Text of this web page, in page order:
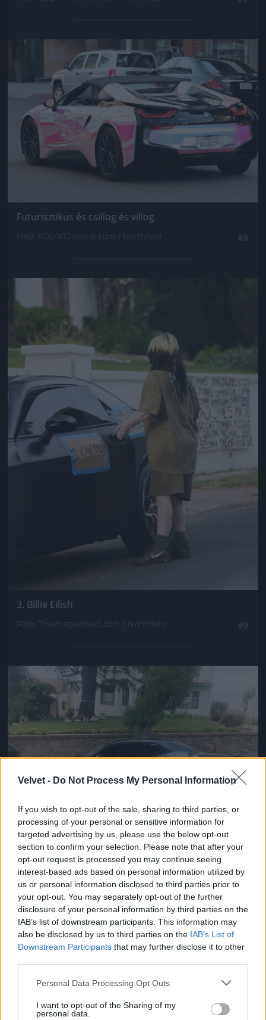
Velvet - Do Not Process My Personal Information
If you wish to opt-out of the sale, sharing to third parties, or
processing of your personal or sensitive information for
targeted advertising by us, please use the below opt-out
section to confirm your selection. Please note that after your
opt-out request is processed you may continue seeing
interest-based ads based on personal information utilized by
us or personal information disclosed to third parties prior to
your opt-out. You may separately opt-out of the further
disclosure of your personal information by third parties on the
IAB’s list of downstream participants. This information may
also be disclosed by us to third parties on the IAB’s List of
Downstream Participants that may further disclose it to other
Please note that this website/app uses one or more Google
not limited to your visit or usage behaviour. You may click to
grant or deny consent to Google and its third-party tags to
Personal Data Processing Opt Outs
I want to opt-out of the Sharing of my
personal data.
Jön még kép!
Futurisztikus és csillog és villog.
Jön még kép!
3. Billie Eilish
Jön még kép!
Ez úgy egyébként egy Dodge, de az énekesnő
kalákamunkában kidekorálta.
Fotó: TheImageDirect.com / Northfoto #10
Jön még kép!